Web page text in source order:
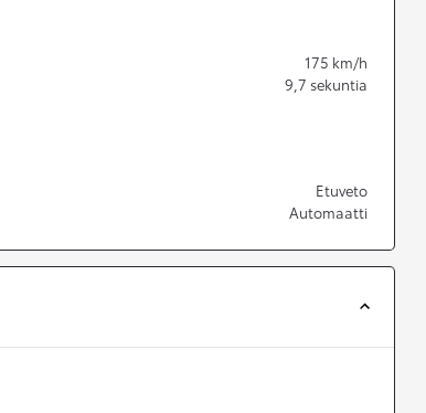
175 km/h
9,7 sekuntia
Etuveto
Automaatti